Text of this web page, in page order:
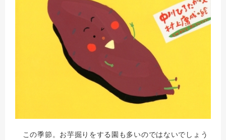
この季節。お芋掘りをする園も多いのではないでしょう